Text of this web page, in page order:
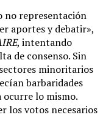
no representación
aportes y debatir»,
, intentando
de consenso. Sin
minoritarios
barbaridades
lo mismo.
los votos necesarios